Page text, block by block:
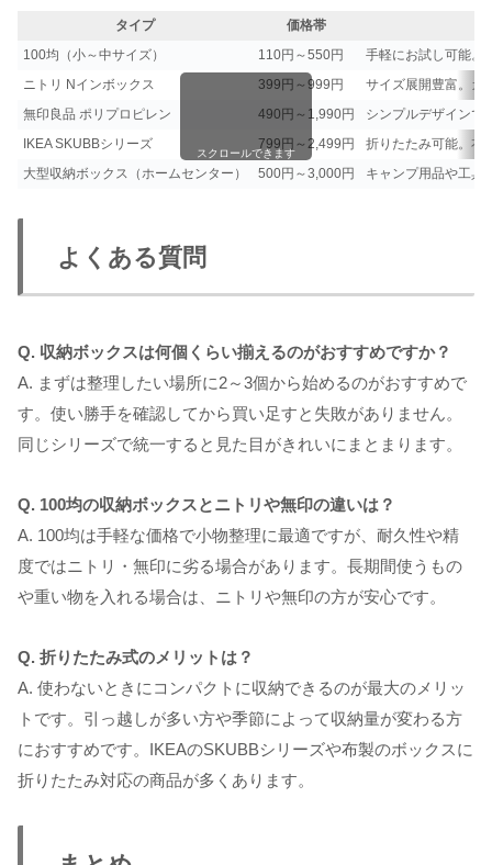
タイプ
価格帯
100均（小～中サイズ）
110円～550円
手軽にお試し可能。
ニトリ Nインボックス
399円～999円
サイズ展開豊富。カ
無印良品 ポリプロピレン
490円～1,990円
シンプルデザインで
IKEA SKUBBシリーズ
799円～2,499円
折りたたみ可能。衣
大型収納ボックス（ホームセンター）
500円～3,000円 キャンプ用品や工具
スクロールできます
よくある質問
Q. 収納ボックスは何個くらい揃えるのがおすすめですか？
A. まずは整理したい場所に2～3個から始めるのがおすすめで
す。使い勝手を確認してから買い足すと失敗がありません。
同じシリーズで統一すると見た目がきれいにまとまります。
Q. 100均の収納ボックスとニトリや無印の違いは？
A. 100均は手軽な価格で小物整理に最適ですが、耐久性や精
度ではニトリ・無印に劣る場合があります。長期間使うもの
や重い物を入れる場合は、ニトリや無印の方が安心です。
Q. 折りたたみ式のメリットは？
A. 使わないときにコンパクトに収納できるのが最大のメリッ
トです。引っ越しが多い方や季節によって収納量が変わる方
におすすめです。IKEAのSKUBBシリーズや布製のボックスに
折りたたみ対応の商品が多くあります。